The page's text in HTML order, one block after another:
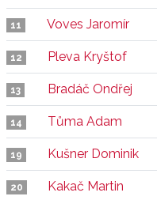
11 Voves Jaromír
12 Pleva Kryštof
13 Bradáč Ondřej
14 Tůma Adam
19 Kušner Dominik
20 Kakač Martin